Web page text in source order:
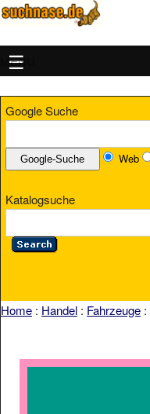
MENU
Google Suche
Web
Katalogsuche
Home : Handel : Fahrzeuge :